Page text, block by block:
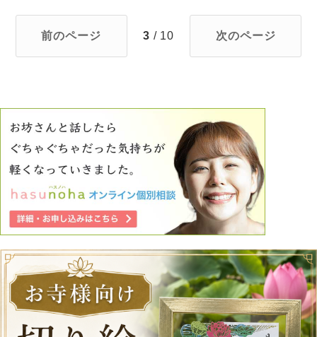
前のページ 3 / 10 次のページ